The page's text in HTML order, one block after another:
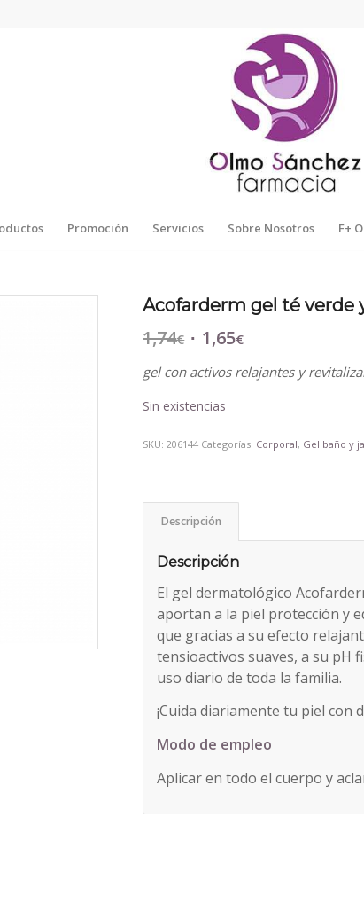
Promoción Servicios Sobre Nosotros F+
Acofarderm gel té verde
1,74€ El
original
era:
1,65€El
actual
gel con activos relajantes y
Sin existencias
SKU:206144 Categorías: Corporal, Gel baño y
Descripción
Descripción
El gel dermatológico
aportan a la piel protección y
que gracias a su efecto
tensioactivos suaves, a su pH
uso diario de toda la familia.
¡Cuida diariamente tu piel con
Modo de empleo
Aplicar en todo el cuerpo y